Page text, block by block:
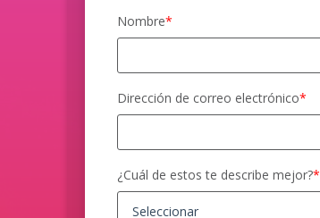
Nombre*
Dirección de correo electrónico*
¿Cuál de estos te describe mejor?*